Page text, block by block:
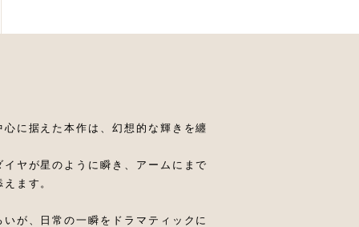
に据えた本作は、幻想的な輝きを纏
ヤが星のように瞬き、アームにまで
ます。
が、日常の一瞬をドラマティックに